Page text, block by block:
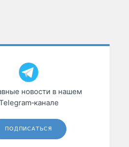
новости в нашем
ПОДПИСАТЬСЯ